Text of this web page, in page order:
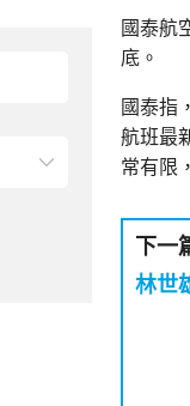
國泰航
底。
國泰指
航班最
常有限
下一
林世